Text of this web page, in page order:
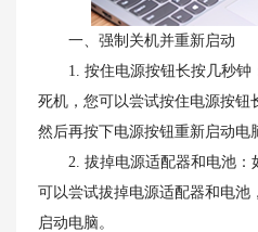
一、强制关机并重新启动
1. 按住电源按钮长按几秒钟
死机，您可以尝试按住电源按钮
然后再按下电源按钮重新启动电
2. 拔掉电源适配器和电池：
可以尝试拔掉电源适配器和电池
启动电脑。